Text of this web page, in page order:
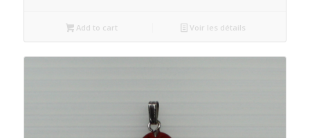
Add to cart Voir les détails